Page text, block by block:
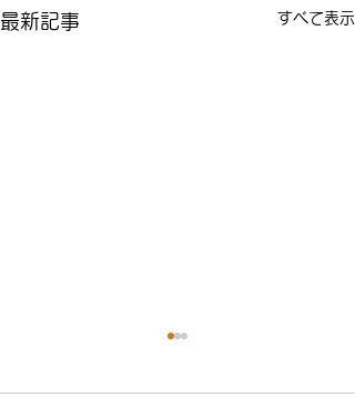
最新記事 すべて表示